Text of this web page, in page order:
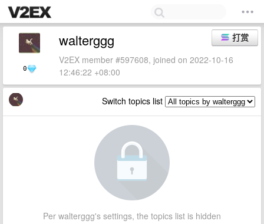
0
打赏
walterggg
V2EX member #597608, joined on 2022-10-16
12:46:22 +08:00
Switch topics list
Per walterggg's settings, the topics list is hidden